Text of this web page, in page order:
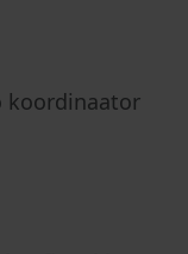
koordinaator